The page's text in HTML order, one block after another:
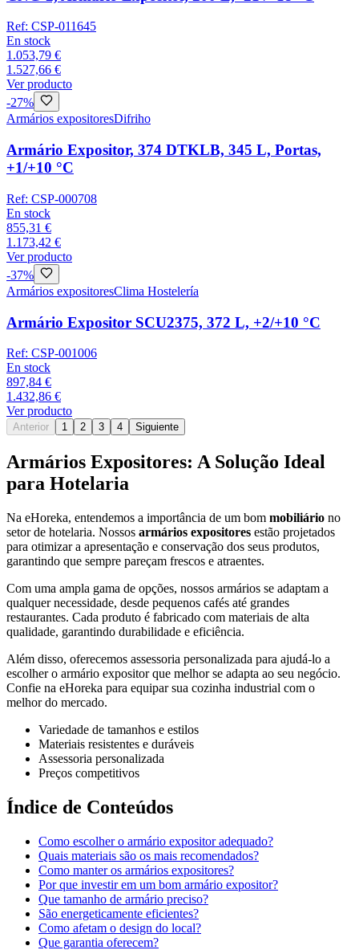
Ref: CSP-011645
En stock
1.053,79 €
1.527,66 €
Ver producto
-27%
Armários expositoresDifriho
Armário Expositor, 374 DTKLB, 345 L, Portas,
+1/+10 °C
Ref: CSP-000708
En stock
855,31 €
1.173,42 €
Ver producto
-37%
Armários expositoresClima Hostelería
Armário Expositor SCU2375, 372 L, +2/+10 °C
Ref: CSP-001006
En stock
897,84 €
1.432,86 €
Ver producto
Anterior 1 2 3 4 Siguiente
Armários Expositores: A Solução Ideal
para Hotelaria
Na eHoreka, entendemos a importância de um bom mobiliário no
setor de hotelaria. Nossos armários expositores estão projetados
para otimizar a apresentação e conservação dos seus produtos,
garantindo que sempre pareçam frescos e atraentes.
Com uma ampla gama de opções, nossos armários se adaptam a
qualquer necessidade, desde pequenos cafés até grandes
restaurantes. Cada produto é fabricado com materiais de alta
qualidade, garantindo durabilidade e eficiência.
Além disso, oferecemos assessoria personalizada para ajudá-lo a
escolher o armário expositor que melhor se adapta ao seu negócio.
Confie na eHoreka para equipar sua cozinha industrial com o
melhor do mercado.
Variedade de tamanhos e estilos
Materiais resistentes e duráveis
Assessoria personalizada
Preços competitivos
Índice de Conteúdos
Como escolher o armário expositor adequado?
Quais materiais são os mais recomendados?
Como manter os armários expositores?
Por que investir em um bom armário expositor?
Que tamanho de armário preciso?
São energeticamente eficientes?
Como afetam o design do local?
Que garantia oferecem?